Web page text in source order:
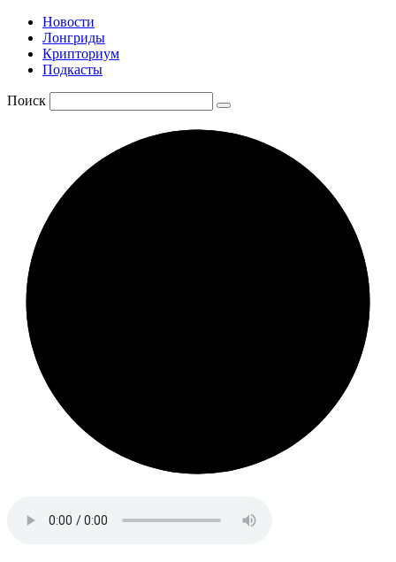
Новости
Лонгриды
Крипториум
Подкасты
Поиск